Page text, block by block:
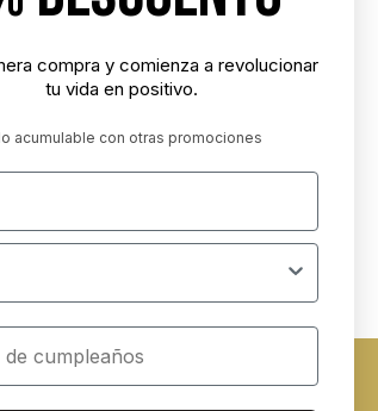
SIN EXISTENCIAS
14,95€
compra y comienza a revolucionar
tu vida en positivo.
acumulable con otras promociones